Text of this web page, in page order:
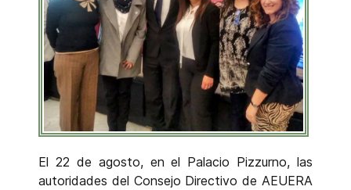
El 22 de agosto, en el Palacio Pizzurno, las
autoridades del Consejo Directivo de AEUERA